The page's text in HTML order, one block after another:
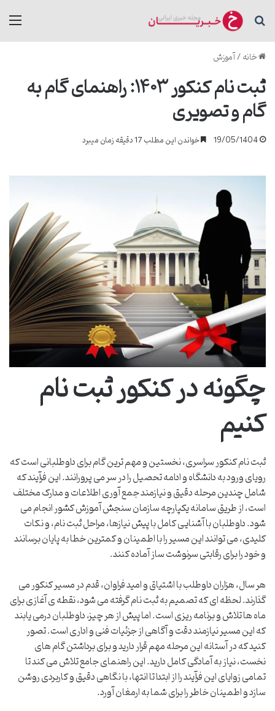
جستجو برای
خانه/آموزش
ثبت نام کنکور ۱۴۰۳: راهنمای گام به
گام و تصویری
19/05/1404 خواندن این مطلب 17 دقیقه زمان میبرد
چگونه در کنکور ثبت نام
کنیم
ثبت نام کنکور سراسری، نخستین و مهم ترین گام برای داوطلبانی است که
رویای ورود به دانشگاه و ادامه تحصیل را در سر می پرورانند. این فرآیند که
شامل چندین مرحله دقیق و نیازمند جمع آوری اطلاعات و مدارک مختلف
است، از طریق سامانه یکپارچه سازمان سنجش آموزش کشور انجام می
شود. داوطلبان با آشنایی کامل با پیش نیازها، مراحل ثبت نام، و نکات
کلیدی، می توانند این مسیر را با اطمینان و کمترین خطا به پایان برسانند
و خود را برای رقابتی سرنوشت ساز آماده کنند.
هر سال، هزاران داوطلب با اشتیاق و امید فراوان، قدم در مسیر کنکور می
گذارند. لحظه ای که تصمیم به ثبت نام گرفته می شود، نقطه ی آغازی برای
ماه ها تلاش و برنامه ریزی است. اما پیش از هر چیز، داوطلبان درمی یابند
که این مسیر نیازمند دقت و آگاهی از جزئیات فنی و اداری است. تصور
کنید که در آستانه این مرحله مهم قرار دارید و برای برداشتن گام های
نخست، نیاز به آمادگی کامل دارید. این راهنمای جامع تلاش می کند تا
تمامی زوایای این فرآیند را از ابتدا تا انتها، با نگاهی دقیق و کاربردی روشن
سازد و اطمینان خاطر را برای شما به ارمغان آورد.